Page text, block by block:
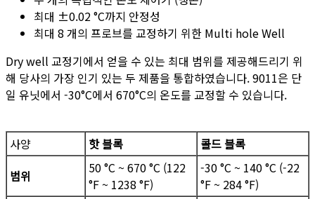
최대 ±0.02 °C까지 안정성
최대 8 개의 프로브를 교정하기 위한 Multi hole Well
Dry well 교정기에서 얻을 수 있는 최대 범위를 제공해드리기 위
해 당사의 가장 인기 있는 두 제품을 통합하였습니다. 9011은 단
일 유닛에서 -30°C에서 670°C의 온도를 교정할 수 있습니다.
사양 핫 블록
콜드 블록
범위
50 °C ~ 670 °C (122
°F ~ 1238 °F)
-30 °C ~ 140 °C (-22
°F ~ 284 °F)